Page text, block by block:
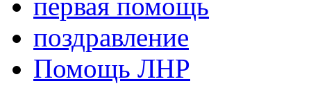
поздравление
Помощь ЛНР